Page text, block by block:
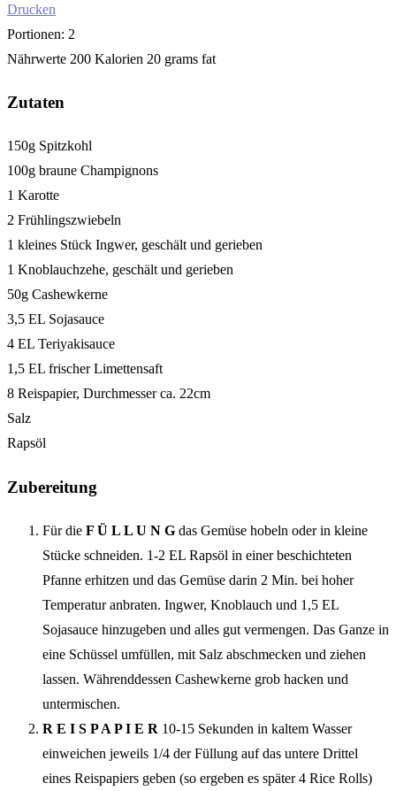
Drucken
Portionen: 2
Nährwerte 200 Kalorien 20 grams fat
Zutaten
150g Spitzkohl
100g braune Champignons
1 Karotte
2 Frühlingszwiebeln
1 kleines Stück Ingwer, geschält und gerieben
1 Knoblauchzehe, geschält und gerieben
50g Cashewkerne
3,5 EL Sojasauce
4 EL Teriyakisauce
1,5 EL frischer Limettensaft
8 Reispapier, Durchmesser ca. 22cm
Salz
Rapsöl
Zubereitung
Für die F Ü L L U N G das Gemüse hobeln oder in kleine
Stücke schneiden. 1-2 EL Rapsöl in einer beschichteten
Pfanne erhitzen und das Gemüse darin 2 Min. bei hoher
Temperatur anbraten. Ingwer, Knoblauch und 1,5 EL
Sojasauce hinzugeben und alles gut vermengen. Das Ganze in
eine Schüssel umfüllen, mit Salz abschmecken und ziehen
lassen. Währenddessen Cashewkerne grob hacken und
untermischen.
R E I S P A P I E R 10-15 Sekunden in kaltem Wasser
einweichen jeweils 1/4 der Füllung auf das untere Drittel
eines Reispapiers geben (so ergeben es später 4 Rice Rolls)